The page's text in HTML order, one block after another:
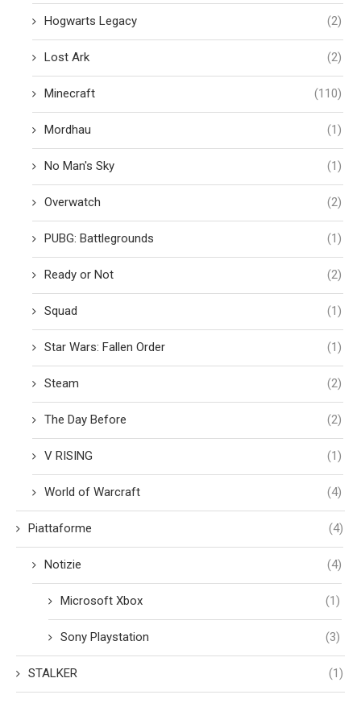
Hogwarts Legacy (2)
Lost Ark (2)
Minecraft (110)
Mordhau (1)
No Man's Sky (1)
Overwatch (2)
PUBG: Battlegrounds (1)
Ready or Not (2)
Squad (1)
Star Wars: Fallen Order (1)
Steam (2)
The Day Before (2)
V RISING (1)
World of Warcraft (4)
Piattaforme (4)
Notizie (4)
Microsoft Xbox (1)
Sony Playstation (3)
STALKER (1)